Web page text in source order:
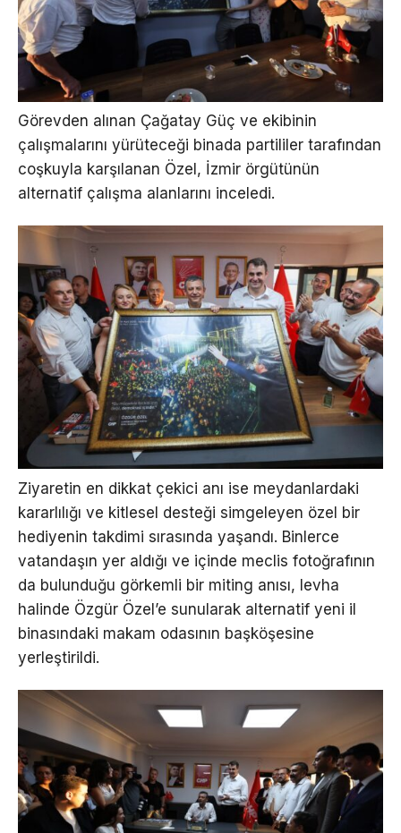
Görevden alınan Çağatay Güç ve ekibinin
çalışmalarını yürüteceği binada partililer tarafından
coşkuyla karşılanan Özel, İzmir örgütünün
alternatif çalışma alanlarını inceledi.
Ziyaretin en dikkat çekici anı ise meydanlardaki
kararlılığı ve kitlesel desteği simgeleyen özel bir
hediyenin takdimi sırasında yaşandı. Binlerce
vatandaşın yer aldığı ve içinde meclis fotoğrafının
da bulunduğu görkemli bir miting anısı, levha
halinde Özgür Özel’e sunularak alternatif yeni il
binasındaki makam odasının başköşesine
yerleştirildi.